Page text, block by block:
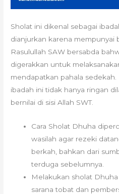
Sholat ini dikenal sebagai
dianjurkan karena mempunyai
Rasulullah SAW bersabda
digerakkan untuk
mendapatkan pahala
ibadah ini tidak hanya ringan
bernilai di sisi Allah SWT.
Cara Sholat Dhuha
wasilah agar rezeki
berkah, bahkan dari
terduga sebelumnya.
Melakukan sholat
sarana tobat dan